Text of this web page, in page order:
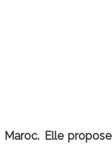
Elle propose